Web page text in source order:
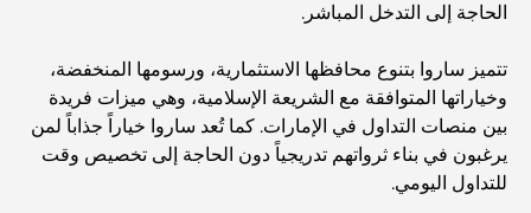
أغلى ماركات البدلات التي تُعرّف مفهوم الخياطة الفاخرة
مطاعم شاطئ J1: وجهة دبي الجديدة لتناول الطعام الفاخر
الحاجة إلى التدخل المباشر.
تتميز ساروا بتنوع محافظها الاستثمارية، ورسومها المنخفضة،
وخياراتها المتوافقة مع الشريعة الإسلامية، وهي ميزات فريدة
بين منصات التداول في الإمارات. كما تُعد ساروا خياراً جذاباً لمن
يرغبون في بناء ثرواتهم تدريجياً دون الحاجة إلى تخصيص وقت
للتداول اليومي.